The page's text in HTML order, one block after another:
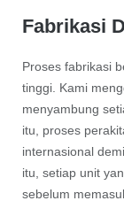
Fabrikasi
Proses fabrikasi
tinggi. Kami
menyambung
itu, proses
internasional
itu, setiap unit
sebelum